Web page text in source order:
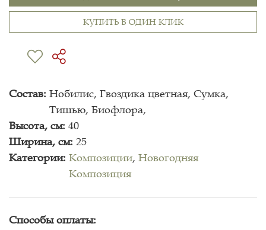
КУПИТЬ В ОДИН КЛИК
Состав: Нобилис, Гвоздика цветная, Сумка,
Тишью, Биофлора,
Высота, см: 40
Ширина, см: 25
Категории: Композиции, Новогодняя
Композиция
Способы оплаты: